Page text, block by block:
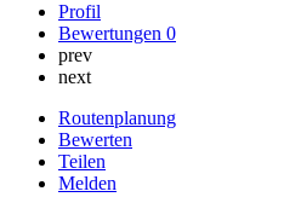
Profil
Bewertungen 0
prev
next
Routenplanung
Bewerten
Teilen
Melden